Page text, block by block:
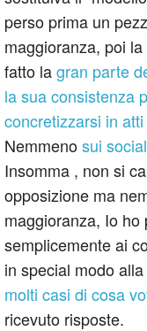
perso prima un
maggioranza, poi la
fatto lagran parte
la sua consistenza
concretizzarsi in
Nemmenosui
Insomma , non si
opposizione ma
maggioranza, Io
semplicemente ai
in special modo
molti casi di cosa
ricevuto risposte.